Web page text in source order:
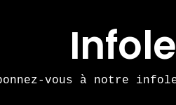
vous à notre